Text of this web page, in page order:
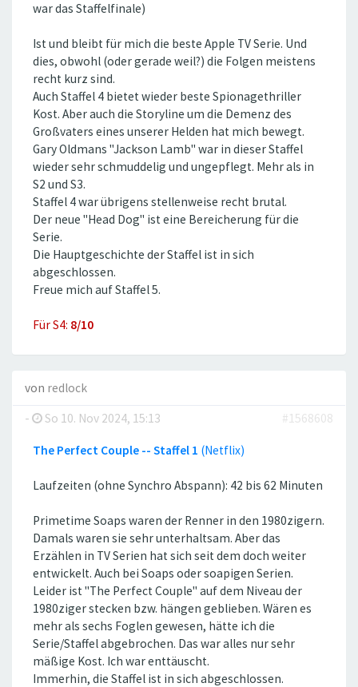
war das Staffelfinale)
Ist und bleibt für mich die beste Apple TV Serie. Und
dies, obwohl (oder gerade weil?) die Folgen meistens
recht kurz sind.
Auch Staffel 4 bietet wieder beste Spionagethriller
Kost. Aber auch die Storyline um die Demenz des
Großvaters eines unserer Helden hat mich bewegt.
Gary Oldmans ''Jackson Lamb'' war in dieser Staffel
wieder sehr schmuddelig und ungepflegt. Mehr als in
S2 und S3.
Staffel 4 war übrigens stellenweise recht brutal.
Der neue ''Head Dog'' ist eine Bereicherung für die
Serie.
Die Hauptgeschichte der Staffel ist in sich
abgeschlossen.
Freue mich auf Staffel 5.
Für S4: 8/10
von redlock
-
So 10. Nov 2024, 15:13 #1568608
The Perfect Couple -- Staffel 1 (Netflix)
Laufzeiten (ohne Synchro Abspann): 42 bis 62 Minuten
Primetime Soaps waren der Renner in den 1980zigern.
Damals waren sie sehr unterhaltsam. Aber das
Erzählen in TV Serien hat sich seit dem doch weiter
entwickelt. Auch bei Soaps oder soapigen Serien.
Leider ist ''The Perfect Couple'' auf dem Niveau der
1980ziger stecken bzw. hängen geblieben. Wären es
mehr als sechs Foglen gewesen, hätte ich die
Serie/Staffel abgebrochen. Das war alles nur sehr
mäßige Kost. Ich war enttäuscht.
Immerhin, die Staffel ist in sich abgeschlossen.